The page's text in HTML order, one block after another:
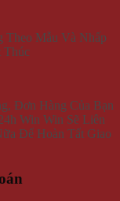
Theo Mẫu Và Nhấp
Thúc
Đơn Hàng Của Bạn
Win Win Sẽ Liên
Để Hoàn Tất Giao